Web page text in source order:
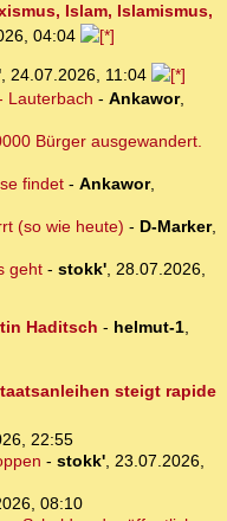
Islam, Islamismus,
04:04
, 24.07.2026, 11:04
Lauterbach - Ankawor,
Bürger ausgewandert.
findet- Ankawor,
(so wie heute) - D-Marker,
geht- stokk', 28.07.2026,
Haditsch - helmut-1,
steigt rapide
22:55
- stokk', 23.07.2026,
08:10